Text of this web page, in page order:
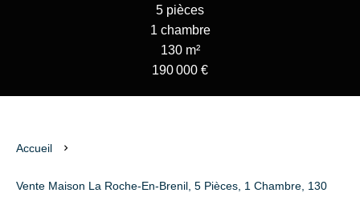
5 pièces
1 chambre
130 m²
190 000 €
Accueil
Vente Maison La Roche-En-Brenil, 5 Pièces, 1 Chambre, 130